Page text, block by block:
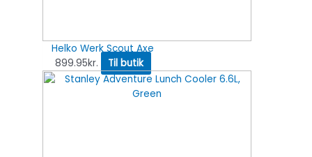
Helko Werk Scout Axe
899.95kr. Til butik